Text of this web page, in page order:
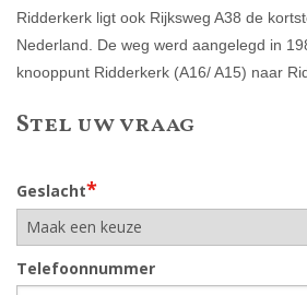
Ridderkerk ligt ook Rijksweg A38 de
Nederland. De weg werd aangelegd in
knooppunt Ridderkerk (A16/ A15) naar
Stel uw vraag
Geslacht*
Telefoonnummer